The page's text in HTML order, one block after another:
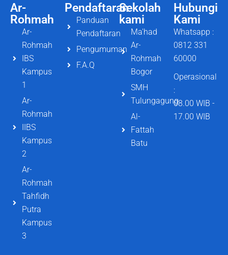
Ar-
Rohmah
Ar-
Rohmah
IBS
Kampus
1
Ar-
Rohmah
IIBS
Kampus
2
Ar-
Rohmah
Tahfidh
Putra
Kampus
3
Pendaftaran
Panduan
Pendaftaran
Pengumuman
F.A.Q
Hubungi
Kami
Whatsapp :
0812 331
60000
Operasional
:
08.00 WIB -
17.00 WIB
Sekolah
kami
Ma'had
Ar-
Rohmah
Bogor
SMH
Tulungagung
Al-
Fattah
Batu